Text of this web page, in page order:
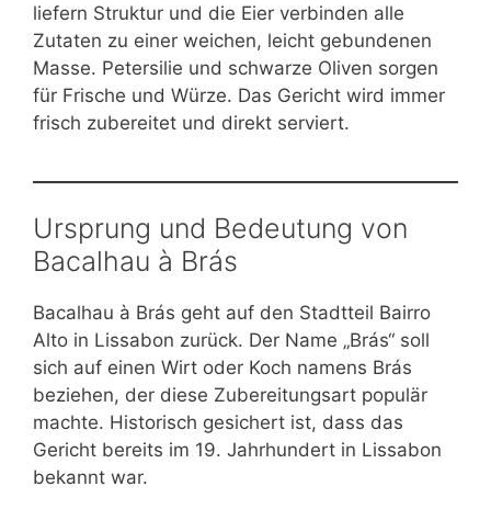
liefern Struktur und die Eier verbinden alle
Zutaten zu einer weichen, leicht gebundenen
Masse. Petersilie und schwarze Oliven sorgen
für Frische und Würze. Das Gericht wird immer
frisch zubereitet und direkt serviert.
Ursprung und Bedeutung von
Bacalhau à Brás
Bacalhau à Brás geht auf den Stadtteil Bairro
Alto in Lissabon zurück. Der Name „Brás“ soll
sich auf einen Wirt oder Koch namens Brás
beziehen, der diese Zubereitungsart populär
machte. Historisch gesichert ist, dass das
Gericht bereits im 19. Jahrhundert in Lissabon
bekannt war.